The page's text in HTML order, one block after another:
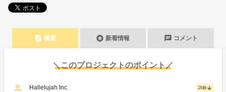
description 概要 stars 新着情報 chat コメント
＼このプロジェクトのポイント／
Hallelujah Inc. 詳細 arrow_downward